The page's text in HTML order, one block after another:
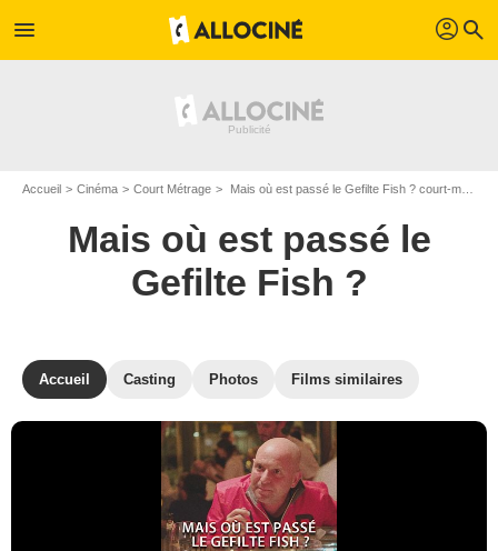
menu profil search
Accueil Cinéma Court Métrage Mais où est passé le Gefilte Fish ? court-métrage de Ayelet Heller
Mais où est passé le
Gefilte Fish ?
Accueil Casting Photos Films similaires